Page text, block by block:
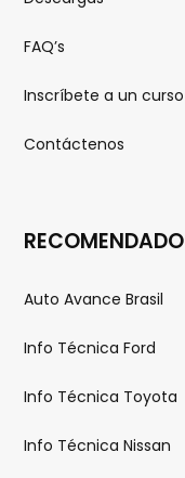
FAQ’s
Inscríbete a un curso
Contáctenos
RECOMENDADO
Auto Avance Brasil
Info Técnica Ford
Info Técnica Toyota
Info Técnica Nissan